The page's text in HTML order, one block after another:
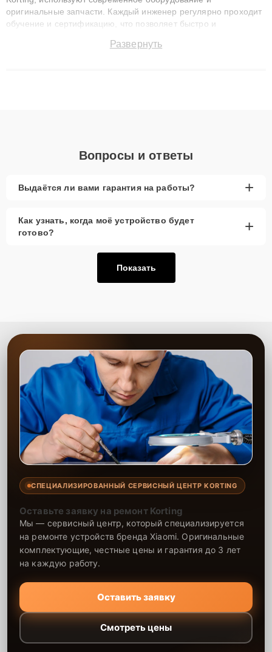
оригинальные запчасти. Каждый инженер регулярно проходит
обучение и сертификацию, что позволяет быстро и
сохранением гарантии до 3 лет. Наши мастера решают
Развернуть
Вопросы и ответы
Выдаётся ли вами гарантия на работы? +
Как узнать, когда моё устройство будет
готово?
+
Показать
СПЕЦИАЛИЗИРОВАННЫЙ СЕРВИСНЫЙ ЦЕНТР KORTING
Оставьте заявку на ремонт Korting
Мы — сервисный центр, который специализируется
на ремонте устройств бренда Xiaomi. Оригинальные
комплектующие, честные цены и гарантия до 3 лет
на каждую работу.
Оставить заявку
Смотреть цены